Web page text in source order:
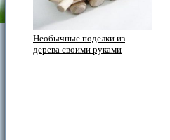
Необычные поделки из
дерева своими руками